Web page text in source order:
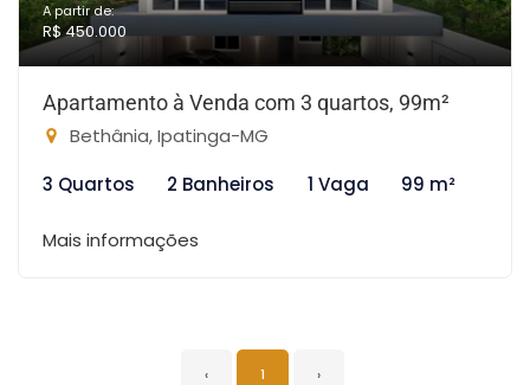
A partir de:
R$ 450.000
Apartamento à Venda com 3 quartos, 99m²
Bethânia, Ipatinga-MG
3 Quartos
2 Banheiros 1 Vaga 99 m²
Mais informações
‹ 1 ›